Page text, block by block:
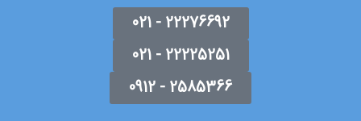
22276692 - 021
22225251 - 021
2585366 - 0912